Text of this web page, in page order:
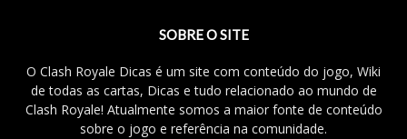
SOBRE O SITE
O Clash Royale Dicas é um site com conteúdo do jogo, Wiki
de todas as cartas, Dicas e tudo relacionado ao mundo de
Clash Royale! Atualmente somos a maior fonte de conteúdo
sobre o jogo e referência na comunidade.